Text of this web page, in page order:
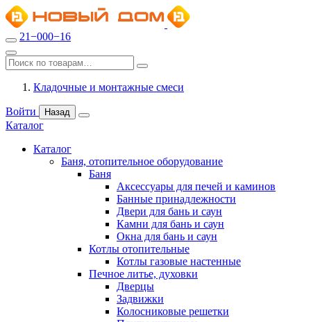
21−000−16
Кладочные и монтажные смеси
Войти Назад
Каталог
Каталог
Баня, отопительное оборудование
Баня
Аксессуары для печей и каминов
Банные принадлежности
Двери для бань и саун
Камни для бань и саун
Окна для бань и саун
Котлы отопительные
Котлы газовые настенные
Печное литье, духовки
Дверцы
Задвижки
Колосниковые решетки